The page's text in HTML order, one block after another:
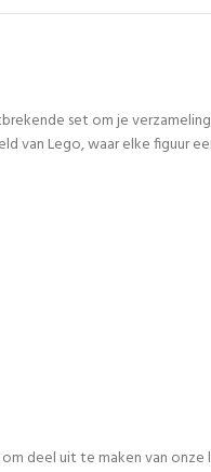
set om je
van Lego, waar elke figuur
deel uit te maken van onze